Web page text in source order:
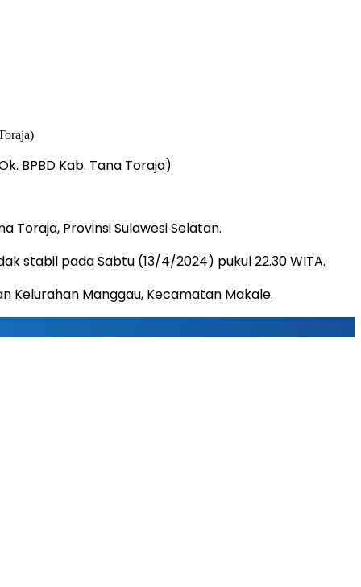
BPBD Kab. Tana Toraja)
Provinsi Sulawesi Selatan.
stabil pada Sabtu (13/4/2024) pukul 22.30 WITA.
Kelurahan Manggau, Kecamatan Makale.